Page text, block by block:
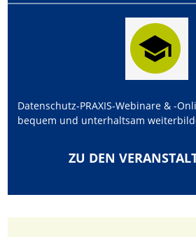
Datenschutz-PRAXIS-Webinare & -
bequem und unterhaltsam
ZU DEN